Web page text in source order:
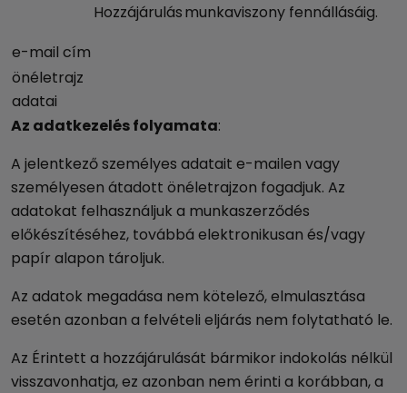
Hozzájárulásmunkaviszony fennállásáig.
e-mail cím
önéletrajz
adatai
Az adatkezelés folyamata:
A jelentkező személyes adatait e-mailen vagy
személyesen átadott önéletrajzon fogadjuk. Az
adatokat felhasználjuk a munkaszerződés
előkészítéséhez, továbbá elektronikusan és/vagy
papír alapon tároljuk.
Az adatok megadása nem kötelező, elmulasztása
esetén azonban a felvételi eljárás nem folytatható le.
Az Érintett a hozzájárulását bármikor indokolás nélkül
visszavonhatja, ez azonban nem érinti a korábban, a